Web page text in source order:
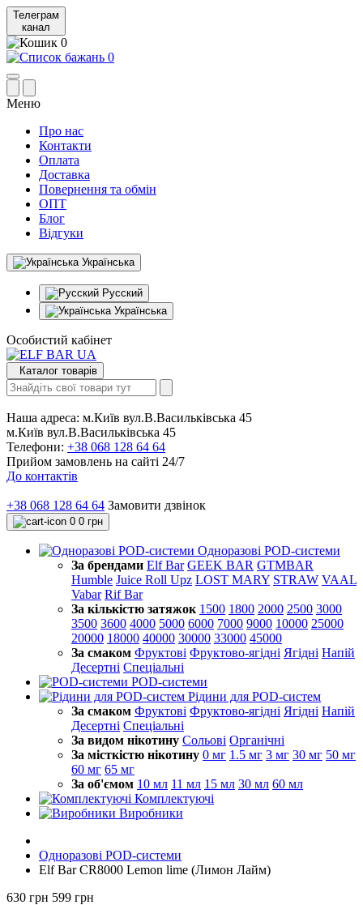
Телеграм
канал
0
0
Меню
Про нас
Контакти
Оплата
Доставка
Повернення та обмін
ОПТ
Блог
Відгуки
Українська
Русский
Українська
Особистий кабінет
Каталог товарів
Наша адреса: м.Київ вул.В.Васильківська 45
м.Київ вул.В.Васильківська 45
Телефони: +38 068 128 64 64
Прийом замовлень на сайті 24/7
До контактів
+38 068 128 64 64 Замовити дзвінок
0 0 грн
Одноразові POD-системи
За брендами Elf Bar GEEK BAR GTMBAR
Humble Juice Roll Upz LOST MARY STRAW VAAL
Vabar Rif Bar
За кількістю затяжок 1500 1800 2000 2500 3000
3500 3600 4000 5000 6000 7000 9000 10000 25000
20000 18000 40000 30000 33000 45000
За смаком Фруктові Фруктово-ягідні Ягідні Напій
Десертні Спеціальні
POD-системи
Рідини для POD-систем
За смаком Фруктові Фруктово-ягідні Ягідні Напій
Десертні Спеціальні
За видом нікотину Сольові Органічні
За місткістю нікотину 0 мг 1.5 мг 3 мг 30 мг 50 мг
60 мг 65 мг
За об'ємом 10 мл 11 мл 15 мл 30 мл 60 мл
Комплектуючі
Виробники
Одноразові POD-системи
Elf Bar CR8000 Lemon lime (Лимон Лайм)
630 грн 599 грн